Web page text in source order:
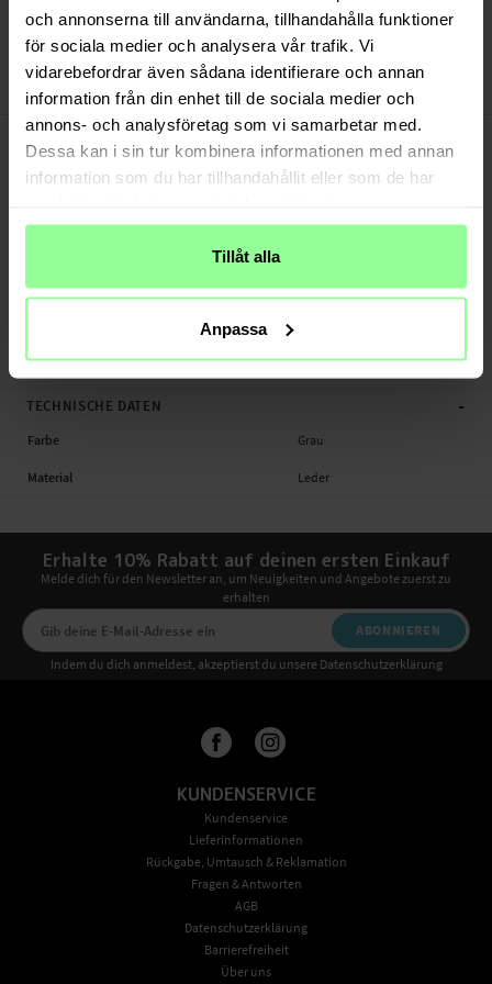
och annonserna till användarna, tillhandahålla funktioner
för sociala medier och analysera vår trafik. Vi
vidarebefordrar även sådana identifierare och annan
information från din enhet till de sociala medier och
annons- och analysföretag som vi samarbetar med.
Dessa kan i sin tur kombinera informationen med annan
information som du har tillhandahållit eller som de har
Tillåt alla
Anpassa
Bezahle sicher via Klarna oder PayPal
30 Tage Rückgaberecht
Art number :52396 Bullcaptain
PRODUKTBESCHREIBUNG
Laptoptasche aus Leder.
- Laptop bis zu 16"
Außenabmessungen: 40 x 30 x 7 cm
Laptoptasche, Laptop
TECHNISCHE DATEN -
Farbe Grau
Material Leder
Erhalte 10% Rabatt auf deinen ersten Einkauf
Melde dich für den Newsletter an, um Neuigkeiten und Angebote zuerst zu
erhalten
ABONNIEREN
Indem du dich anmeldest, akzeptierst du unsere Datenschutzerklärung
KUNDENSERVICE
Kundenservice
Lieferinformationen
Rückgabe, Umtausch & Reklamation
Fragen & Antworten
AGB
Datenschutzerklärung
Barrierefreiheit
Über uns